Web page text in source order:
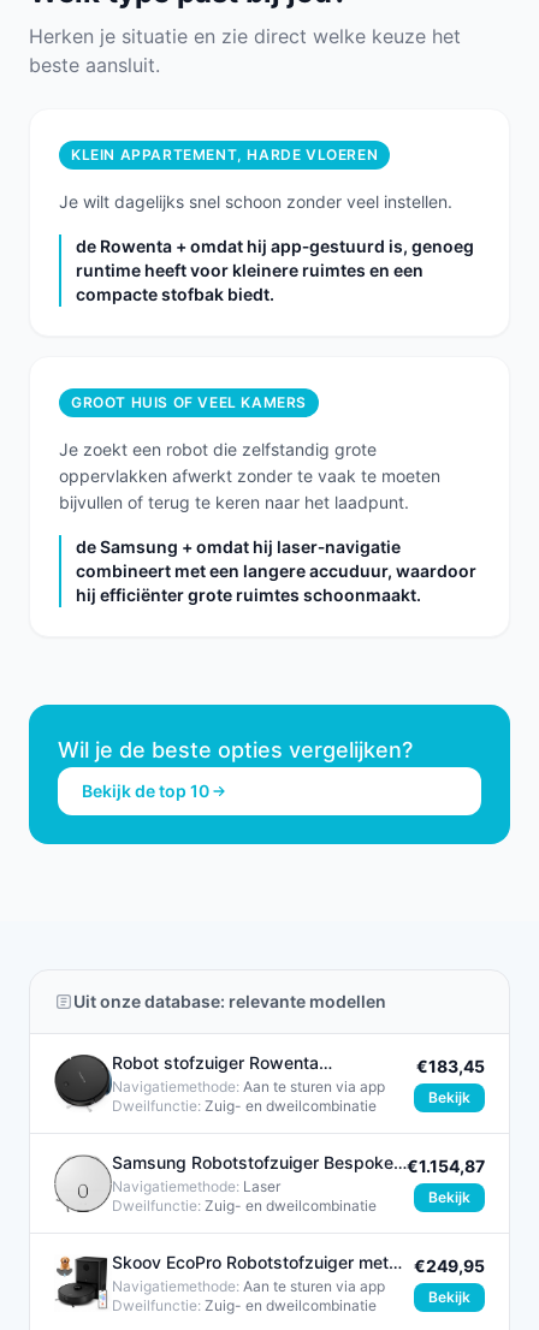
Herken je situatie en zie direct welke keuze het
beste aansluit.
KLEIN APPARTEMENT, HARDE VLOEREN
Je wilt dagelijks snel schoon zonder veel instellen.
de Rowenta + omdat hij app‑gestuurd is, genoeg
runtime heeft voor kleinere ruimtes en een
compacte stofbak biedt.
GROOT HUIS OF VEEL KAMERS
Je zoekt een robot die zelfstandig grote
oppervlakken afwerkt zonder te vaak te moeten
bijvullen of terug te keren naar het laadpunt.
de Samsung + omdat hij laser‑navigatie
combineert met een langere accuduur, waardoor
hij efficiënter grote ruimtes schoonmaakt.
Wil je de beste opties vergelijken?
Bekijk de top 10
Uit onze database: relevante modellen
Robot stofzuiger Rowenta
RR7375WH Zwart
Navigatiemethode: Aan te sturen via app
Dweilfunctie: Zuig- en dweilcombinatie​
€183,45
Bekijk
Samsung Robotstofzuiger Bespoke
Jet Bot Combo Grijs 1200W
Navigatiemethode: Laser
Dweilfunctie: Zuig- en dweilcombinatie​
€1.154,87
Bekijk
Skoov EcoPro Robotstofzuiger met
Dweilfunctie Zwart 28W
Navigatiemethode: Aan te sturen via app
Dweilfunctie: Zuig- en dweilcombinatie​
€249,95
Bekijk